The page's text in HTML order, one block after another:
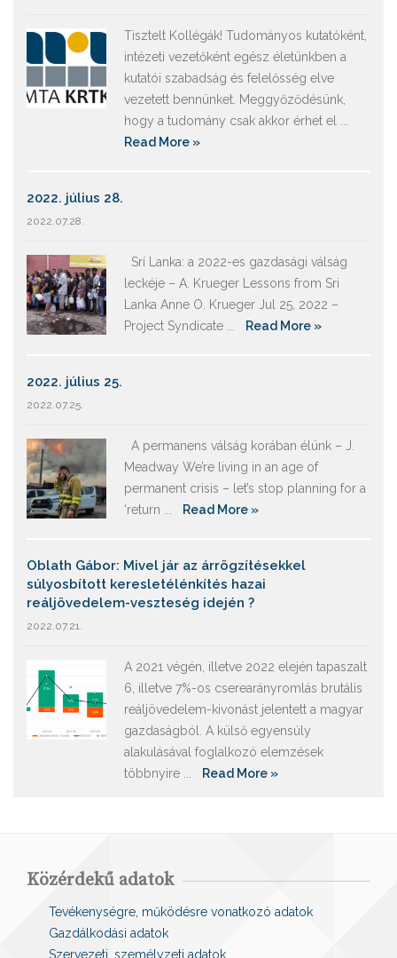
Tisztelt Kollégák! Tudományos kutatóként,
intézeti vezetőként egész életünkben a
kutatói szabadság és felelősség elve
vezetett bennünket. Meggyőződésünk,
hogy a tudomány csak akkor érhet el ...
Read More »
2022. július 28.
2022.07.28.
Srí Lanka: a 2022-es gazdasági válság
leckéje – A. Krueger Lessons from Sri
Lanka Anne O. Krueger Jul 25, 2022 –
Project Syndicate ...
Read More »
2022. július 25.
2022.07.25.
A permanens válság korában élünk – J.
Meadway We’re living in an age of
permanent crisis – let’s stop planning for a
‘return ...
Read More »
Oblath Gábor: Mivel jár az árrögzítésekkel
súlyosbított keresletélénkítés hazai
reáljövedelem-veszteség idején ?
2022.07.21.
A 2021 végén, illetve 2022 elején tapaszalt
6, illetve 7%-os cserearányromlás brutális
reáljövedelem-kivonást jelentett a magyar
gazdaságból. A külső egyensúly
alakulásával foglalkozó elemzések
többnyire ...
Read More »
Közérdekű adatok
Tevékenységre, működésre vonatkozó adatok
Gazdálkodási adatok
Szervezeti, személyzeti adatok